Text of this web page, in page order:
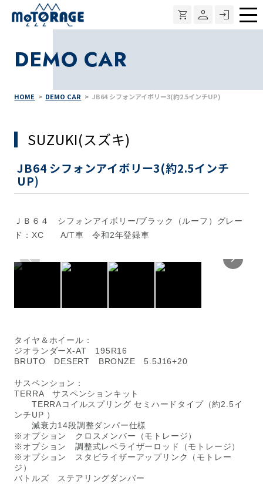
DEMO CAR
HOME DEMO CAR JB64 シフォンアイボリー3(約2.5インチUP)
SUZUKI(スズキ)
JB64 シフォンアイボリー3(約2.5インチ
UP)
ＪＢ６４ シフォンアイボリー/ブラック（ルーフ）グレー
ド：XC A/T車 令和2年登録車
タイヤ＆ホイール：
ジオランダーX-AT 195R16
BRUTO DESERT BRONZE 5.5J16+20
サスペンション：
TERRA サスペンションキット
TERRAコイルスプリング セミハードタイプ（約2.5イ
ンチUP ）
減衰力14段調整ダンパー仕様
※オプション クロスメンバー（モトレージ）
※オプション 調整式レベライザーロッド（モトレージ）
※オプション スタビライザーアップリンク（モトレー
ジ）
バトルズ ステアリングダンパー
メ